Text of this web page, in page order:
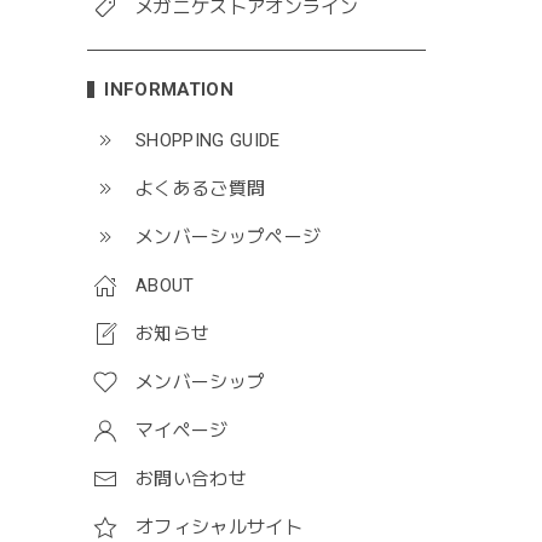
メガニケストアオンライン
INFORMATION
SHOPPING GUIDE
よくあるご質問
メンバーシップページ
ABOUT
お知らせ
メンバーシップ
マイページ
お問い合わせ
オフィシャルサイト